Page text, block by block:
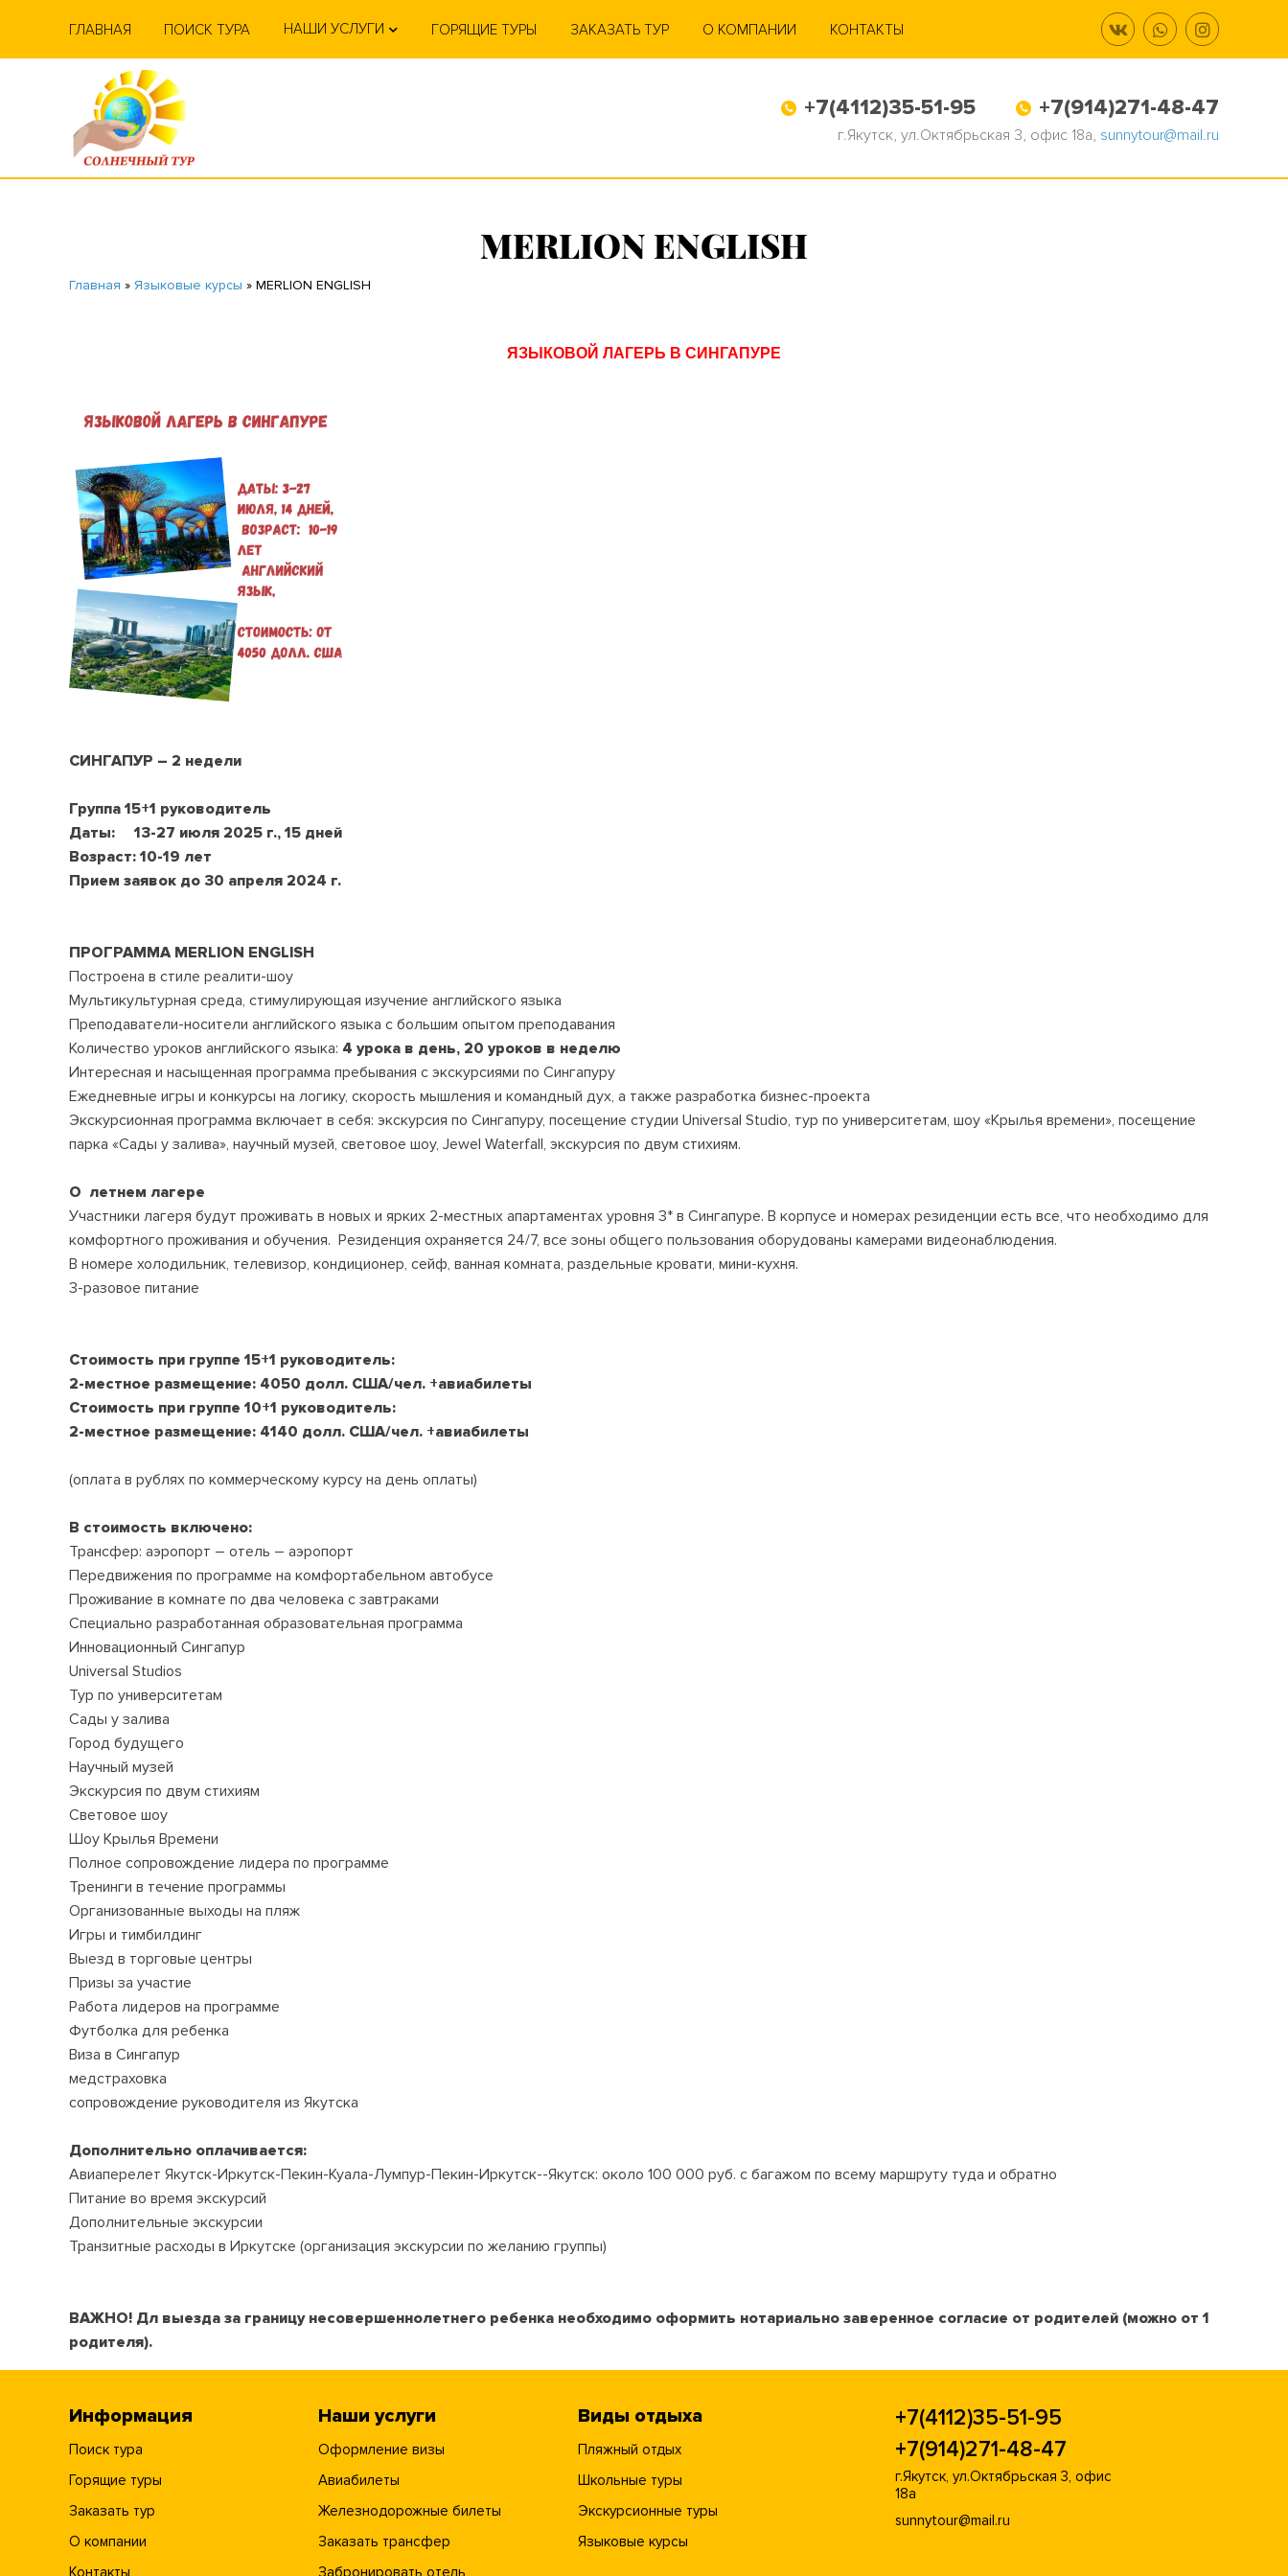
ГЛАВНАЯ ПОИСК ТУРА НАШИ УСЛУГИ ГОРЯЩИЕ ТУРЫ ЗАКАЗАТЬ ТУР О КОМПАНИИ КОНТАКТЫ
+7(4112)35-51-95 +7(914)271-48-47
г.Якутск, ул.Октябрьская 3, офис 18а, sunnytour@mail.ru
MERLION ENGLISH
Главная » Языковые курсы » MERLION ENGLISH
ЯЗЫКОВОЙ ЛАГЕРЬ В СИНГАПУРЕ
СИНГАПУР – 2 недели
Группа 15+1 руководитель
Даты: 13-27 июля 2025 г., 15 дней
Возраст: 10-19 лет
Прием заявок до 30 апреля 2024 г.
ПРОГРАММА MERLION ENGLISH
Построена в стиле реалити-шоу
Мультикультурная среда, стимулирующая изучение английского языка
Преподаватели-носители английского языка с большим опытом преподавания
Количество уроков английского языка: 4 урока в день, 20 уроков в неделю
Интересная и насыщенная программа пребывания с экскурсиями по Сингапуру
Ежедневные игры и конкурсы на логику, скорость мышления и командный дух, а также разработка бизнес-проекта
Экскурсионная программа включает в себя: экскурсия по Сингапуру, посещение студии Universal Studio, тур по университетам, шоу «Крылья времени», посещение
парка «Сады у залива», научный музей, световое шоу, Jewel Waterfall, экскурсия по двум стихиям.
О летнем лагере
Участники лагеря будут проживать в новых и ярких 2-местных апартаментах уровня 3* в Сингапуре. В корпусе и номерах резиденции есть все, что необходимо для
комфортного проживания и обучения. Резиденция охраняется 24/7, все зоны общего пользования оборудованы камерами видеонаблюдения.
В номере холодильник, телевизор, кондиционер, сейф, ванная комната, раздельные кровати, мини-кухня.
3-разовое питание
Стоимость при группе 15+1 руководитель:
2-местное размещение: 4050 долл. США/чел. +авиабилеты
Стоимость при группе 10+1 руководитель:
2-местное размещение: 4140 долл. США/чел. +авиабилеты
(оплата в рублях по коммерческому курсу на день оплаты)
В стоимость включено:
Трансфер: аэропорт – отель – аэропорт
Передвижения по программе на комфортабельном автобусе
Проживание в комнате по два человека с завтраками
Специально разработанная образовательная программа
Инновационный Сингапур
Universal Studios
Тур по университетам
Сады у залива
Город будущего
Научный музей
Экскурсия по двум стихиям
Световое шоу
Шоу Крылья Времени
Полное сопровождение лидера по программе
Тренинги в течение программы
Организованные выходы на пляж
Игры и тимбилдинг
Выезд в торговые центры
Призы за участие
Работа лидеров на программе
Футболка для ребенка
Виза в Сингапур
медстраховка
сопровождение руководителя из Якутска
Дополнительно оплачивается:
Авиаперелет Якутск-Иркутск-Пекин-Куала-Лумпур-Пекин-Иркутск--Якутск: около 100 000 руб. с багажом по всему маршруту туда и обратно
Питание во время экскурсий
Дополнительные экскурсии
Транзитные расходы в Иркутске (организация экскурсии по желанию группы)
ВАЖНО! Дл выезда за границу несовершеннолетнего ребенка необходимо оформить нотариально заверенное согласие от родителей (можно от 1
родителя).
Информация
Поиск тура
Горящие туры
Заказать тур
О компании
Контакты
Наши услуги
Оформление визы
Авиабилеты
Железнодорожные билеты
Заказать трансфер
Забронировать отель
Виды отдыха
Пляжный отдых
Школьные туры
Экскурсионные туры
Языковые курсы
+7(4112)35-51-95
+7(914)271-48-47
г.Якутск, ул.Октябрьская 3, офис
18а
sunnytour@mail.ru